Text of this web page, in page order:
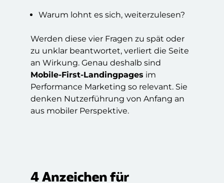
Warum lohnt es sich, weiterzulesen?
Werden diese vier Fragen zu spät oder
zu unklar beantwortet, verliert die Seite
an Wirkung. Genau deshalb sind
Mobile-First-Landingpages im
Performance Marketing so relevant. Sie
denken Nutzerführung von Anfang an
aus mobiler Perspektive.
4 Anzeichen für